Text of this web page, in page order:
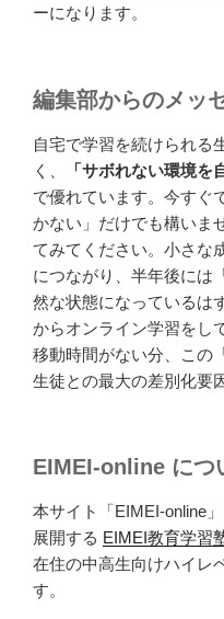
ーになります。
編集部からのメッ
自宅で学習を続けられる
く、
「サボれない環境を
で優れています。今すぐ
かない」だけでも構いま
てみてください。小さな
につながり、半年後には
然な状態になっているは
からオンライン学習をし
移動時間がない分、この
生徒との最大の差別化要
EIMEI-online につ
本サイト「EIMEI-online
展開する EIMEI教育学習
在住の中高生向けハイレ
す。